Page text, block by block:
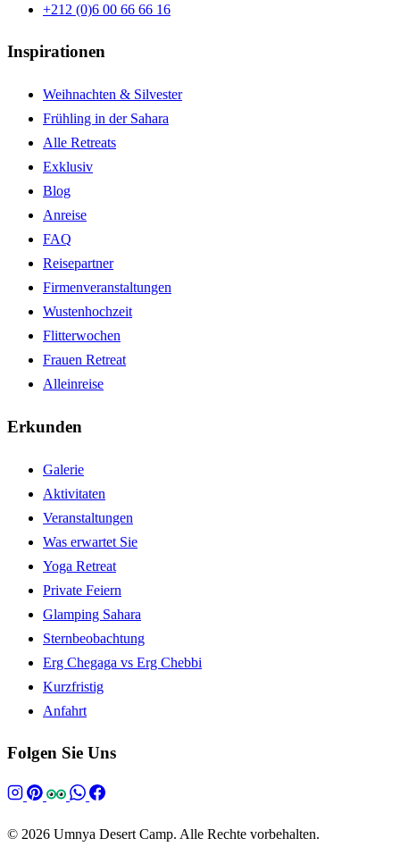
+212 (0)6 00 66 66 16
Inspirationen
Weihnachten & Silvester
Frühling in der Sahara
Alle Retreats
Exklusiv
Blog
Anreise
FAQ
Reisepartner
Firmenveranstaltungen
Wustenhochzeit
Flitterwochen
Frauen Retreat
Alleinreise
Erkunden
Galerie
Aktivitaten
Veranstaltungen
Was erwartet Sie
Yoga Retreat
Private Feiern
Glamping Sahara
Sternbeobachtung
Erg Chegaga vs Erg Chebbi
Kurzfristig
Anfahrt
Folgen Sie Uns
© 2026 Umnya Desert Camp. Alle Rechte vorbehalten.